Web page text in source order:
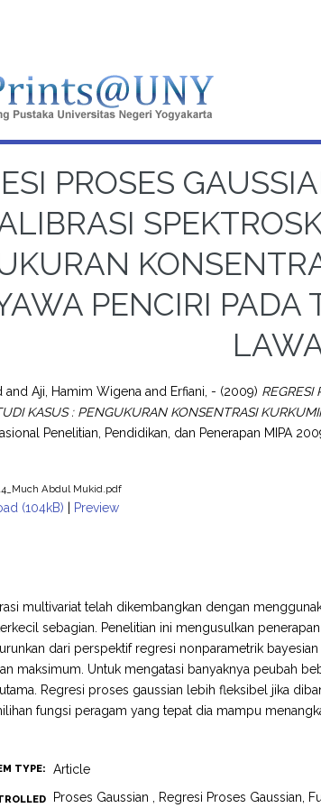
PROSES
PENCIRI
andAji, Hamim Wigena and Erfiani, - (2009) REGRESI
KASUS : PENGUKURAN KONSENTRASI
Penelitian, Pendidikan, dan Penerapan MIPA
Abdul Mukid.pdf
(104kB) | Preview
multivariat telah dikembangkan dengan
sebagian. Penelitian ini mengusulkan
dari perspektif regresi nonparametrik
maksimum. Untuk mengatasi banyaknya peubah
Regresi proses gaussian lebih fleksibel jika
fungsi peragam yang tepat dia mampu
TYPE: Article
Proses Gaussian , Regresi Proses Gaussian,